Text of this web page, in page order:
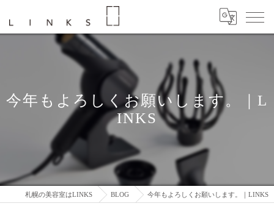
今年もよろしくお願いします。｜L
INKS
札幌の美容室はLINKS BLOG 今年もよろしくお願いします。｜LINKS